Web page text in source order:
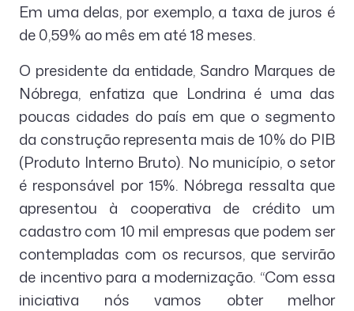
Em uma delas, por exemplo, a taxa de juros é
de 0,59% ao mês em até 18 meses.
O presidente da entidade, Sandro Marques de
Nóbrega, enfatiza que Londrina é uma das
poucas cidades do país em que o segmento
da construção representa mais de 10% do PIB
(Produto Interno Bruto). No município, o setor
é responsável por 15%. Nóbrega ressalta que
apresentou à cooperativa de crédito um
cadastro com 10 mil empresas que podem ser
contempladas com os recursos, que servirão
de incentivo para a modernização. “Com essa
iniciativa nós vamos obter melhor